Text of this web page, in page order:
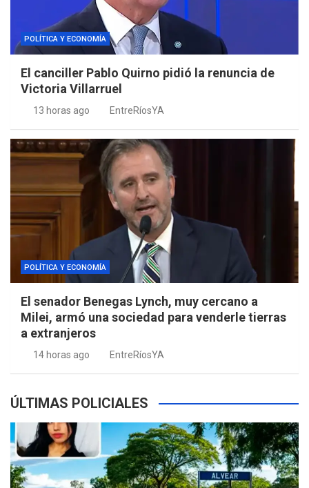
POLÍTICA Y ECONOMÍA
El canciller Pablo Quirno pidió la renuncia de
Victoria Villarruel
13 horas ago EntreRíosYA
POLÍTICA Y ECONOMÍA
El senador Benegas Lynch, muy cercano a
Milei, armó una sociedad para venderle tierras
a extranjeros
14 horas ago EntreRíosYA
ÚLTIMAS POLICIALES